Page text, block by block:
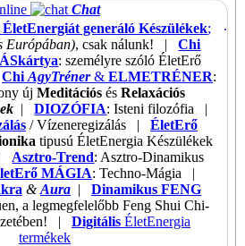
Chat
.
ÉletEnergiát generáló Készülékek;
Európában), csak nálunk! |Chi
: személyre szóló ÉletErő
Chi AgyTréner& ELMETRÉNER:
újMeditációs ésRelaxációs
|DIOZÓFIA: Isteni filozófia |
/ Vízeneregizálás | ÉletErő
tipusú ÉletEnergia Készülékek
Asztro-Trend: Asztro-Dinamikus
MÁGIA: Techno-Mágia |
&Aura| Dinamikus FENG
a legmegfelelőbb Feng Shui Chi-
| DigitálisÉletEnergia
termékek